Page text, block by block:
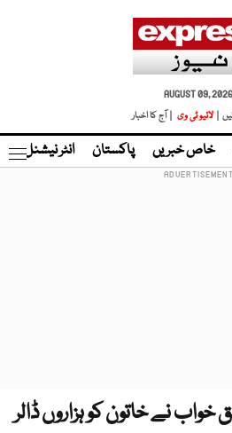
AUGUST 09, 2026
|
لائیو ٹی وی | آج کا اخبار
خاص خبریں پاکستان انٹر نیشنل
نے خاتون کو ہزاروں ڈالر